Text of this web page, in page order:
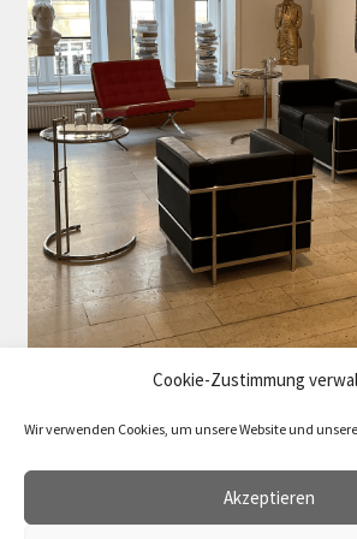
Cookie-Zustimmung
Wir verwenden Cookies, um unsere Website und
Akzeptieren